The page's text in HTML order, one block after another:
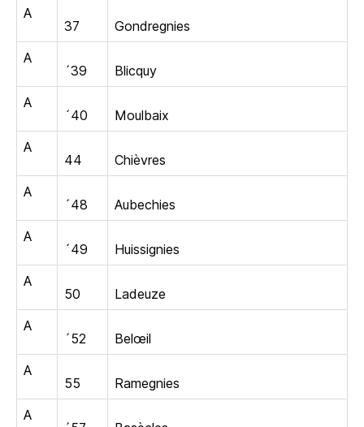
A
37
Gondregnies
A
´39
Blicquy
A
´40
Moulbaix
A
44
Chièvres
A
´48
Aubechies
A
´49
Huissignies
A
50
Ladeuze
A
´52
Belœil
A
55
Ramegnies
A